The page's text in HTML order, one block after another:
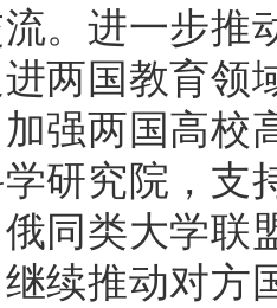
。进一步推
两国教育领
强两国高校
研究院，支
同类大学联
续推动对方